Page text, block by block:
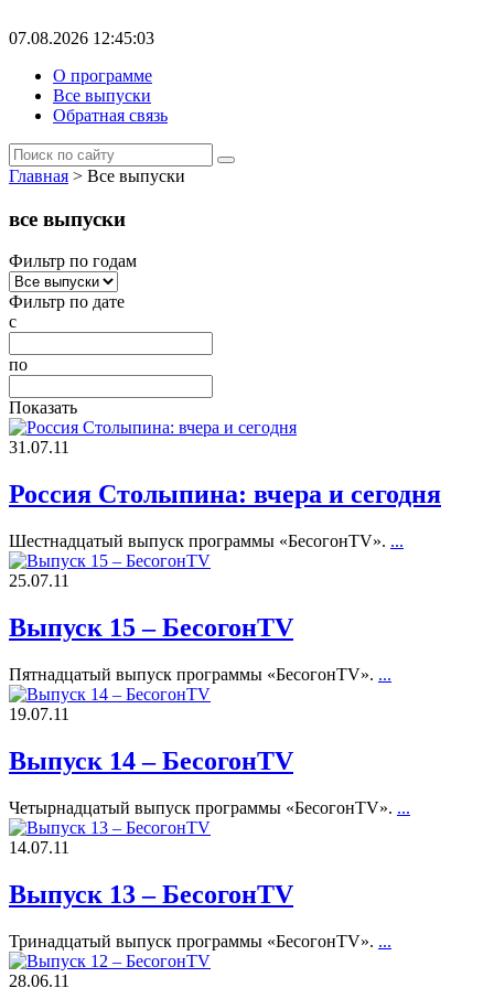
07.08.2026 12:45:03
О программе
Все выпуски
Обратная связь
Главная > Все выпуски
все выпуски
Фильтр по годам
Фильтр по дате
с
по
Показать
31.07.11
Россия Столыпина: вчера и сегодня
Шестнадцатый выпуск программы «БесогонTV». ...
25.07.11
Выпуск 15 – БесогонTV
Пятнадцатый выпуск программы «БесогонTV». ...
19.07.11
Выпуск 14 – БесогонTV
Четырнадцатый выпуск программы «БесогонTV». ...
14.07.11
Выпуск 13 – БесогонTV
Тринадцатый выпуск программы «БесогонTV». ...
28.06.11